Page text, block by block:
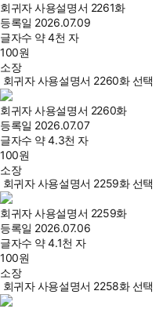
회귀자 사용설명서 2261화
등록일 2026.07.09
글자수 약 4천 자
100원
소장
회귀자 사용설명서 2260화 선택
회귀자 사용설명서 2260화
등록일 2026.07.07
글자수 약 4.3천 자
100원
소장
회귀자 사용설명서 2259화 선택
회귀자 사용설명서 2259화
등록일 2026.07.06
글자수 약 4.1천 자
100원
소장
회귀자 사용설명서 2258화 선택